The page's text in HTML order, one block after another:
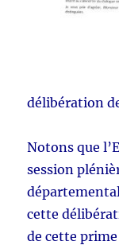
délibération
Notons que
session
cette
de cette